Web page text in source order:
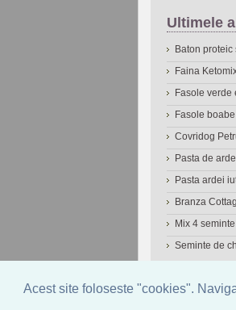
Acest site foloseste "cookies".
Ultimele
Baton
Faina
Fasole verde
Fasole
Covridog
Pasta de
Pasta ardei
Branza
Mix 4
Seminte de
© 2006-2026